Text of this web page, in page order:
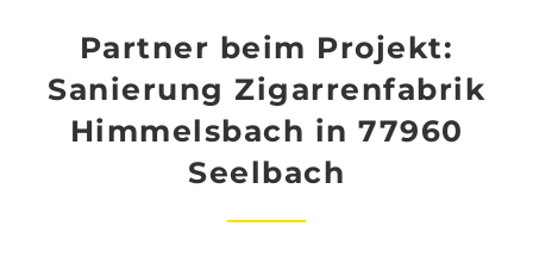
Partner beim Projekt:
Sanierung Zigarrenfabrik
Himmelsbach in 77960
Seelbach